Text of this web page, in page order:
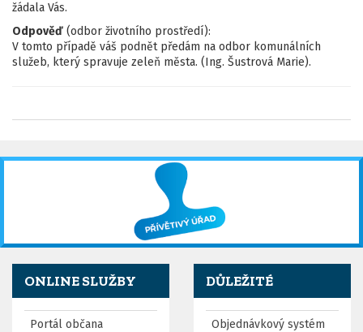
žádala Vás.
Odpověď (odbor životního prostředí):
V tomto případě váš podnět předám na odbor komunálních
služeb, který spravuje zeleň města. (Ing. Šustrová Marie).
ONLINE SLUŽBY
Portál občana
DŮLEŽITÉ
Objednávkový systém